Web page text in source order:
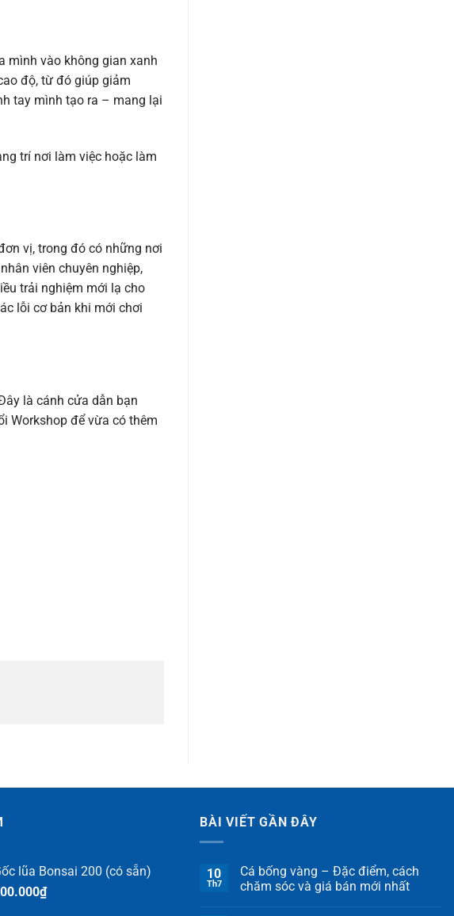
mình vào không gian xanh
độ, từ đó giúp giảm
tay mình tạo ra – mang lại
trí nơi làm việc hoặc làm
vị, trong đó có những nơi
viên chuyên nghiệp,
trải nghiệm mới lạ cho
lỗi cơ bản khi mới chơi
là cánh cửa dẫn bạn
Workshop để vừa có thêm
lũa Bonsai 200 (có sẵn)
₫
BÀI VIẾT GẦN ĐÂY
10
Th7
Cá bống vàng – Đặc điểm, cách
chăm sóc và giá bán mới nhất